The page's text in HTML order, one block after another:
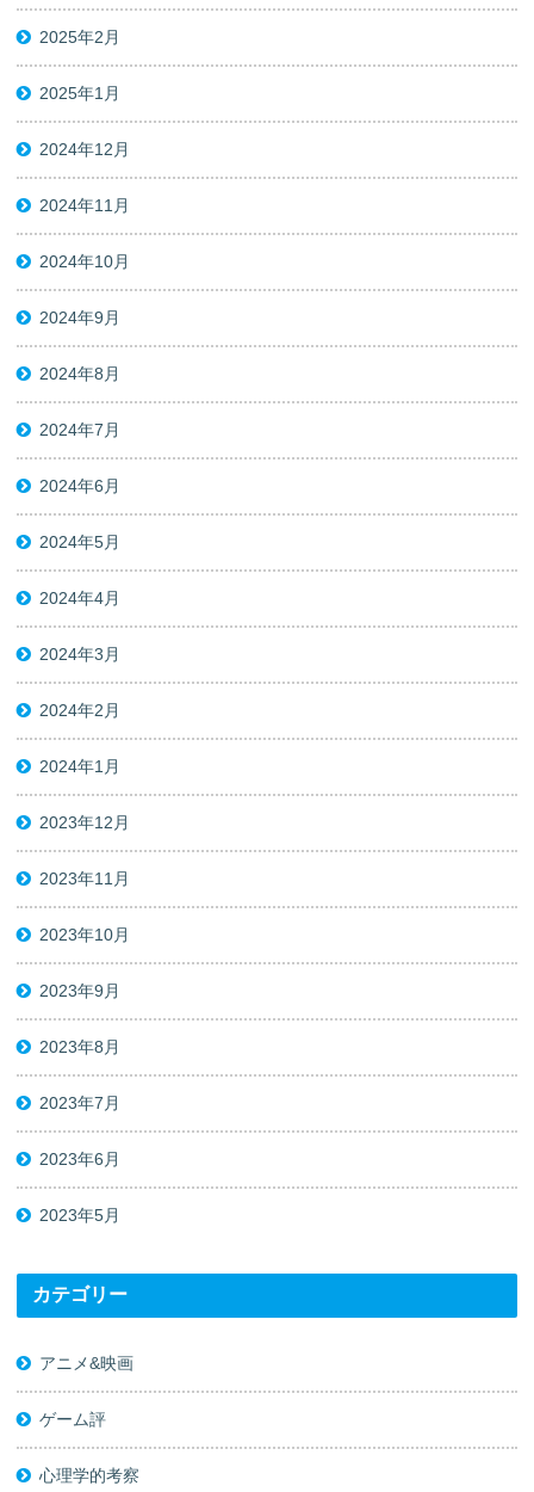
2025年2月
2025年1月
2024年12月
2024年11月
2024年10月
2024年9月
2024年8月
2024年7月
2024年6月
2024年5月
2024年4月
2024年3月
2024年2月
2024年1月
2023年12月
2023年11月
2023年10月
2023年9月
2023年8月
2023年7月
2023年6月
2023年5月
カテゴリー
アニメ&映画
ゲーム評
心理学的考察